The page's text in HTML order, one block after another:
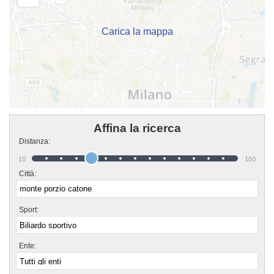
semplicemente informarti sui loro corsi puoi recarti in sede o mandare un
messaggio cliccando sul bottone "Contattaci" presente nella pagina.
Carica la mappa
Affina la ricerca
Distanza:
10 150
Città:
Sport:
Ente: